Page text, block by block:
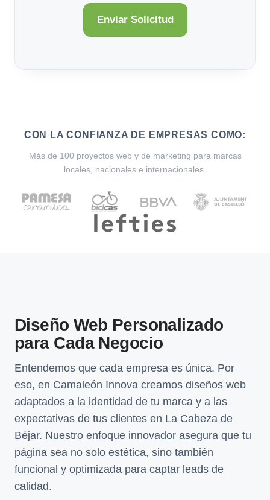
CON LA CONFIANZA DE EMPRESAS COMO:
Más de 100 proyectos web y de marketing para marcas
locales, nacionales e internacionales.
Diseño Web Personalizado
para Cada Negocio
Entendemos que cada empresa es única. Por
eso, en Camaleón Innova creamos diseños web
adaptados a la identidad de tu marca y a las
expectativas de tus clientes en La Cabeza de
Béjar. Nuestro enfoque innovador asegura que tu
página sea no solo estética, sino también
funcional y optimizada para captar leads de
calidad.